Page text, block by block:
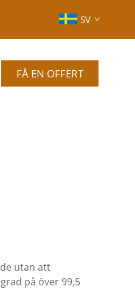
SV
FÅ EN OFFERT
utan att
på över 99,5